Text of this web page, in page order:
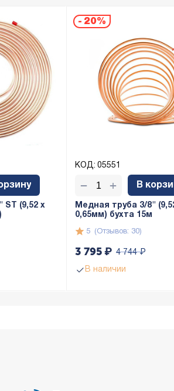
ST (9,52 х
- 20%
КОД: 05551
Медная труба 3/8"
0,65мм) бухта 15м
(Отзывов: 30)
5
В наличии
4 744 ₽
3 795₽
В
+
−